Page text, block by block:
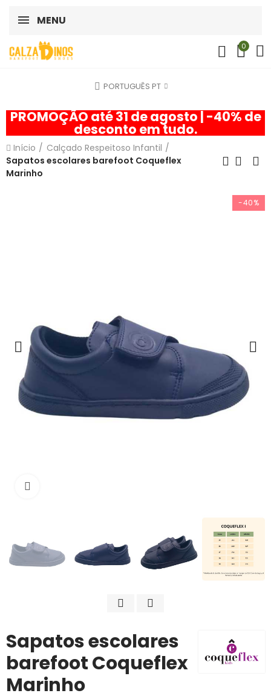
MENU
0
PORTUGUÊS PT
PROMOÇÃO até 31 de agosto | -40% de
desconto em tudo.
Início
Calçado Respeitoso Infantil
Sapatos escolares barefoot Coqueflex
Marinho
-40%
Sapatos escolares
barefoot Coqueflex
Marinho